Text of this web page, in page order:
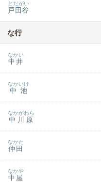
戸田谷
とだがい
な行
中井
なかい
中池
なかいけ
中川原
なかがわら
仲田
なかた
中屋
なかや